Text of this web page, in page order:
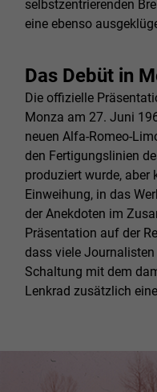
selbstzentrierenden
eine ebenso
Das Debüt in
Die offizielle
Monza am 27. Juni
neuen Alfa-Romeo-
den Fertigungslinien
produziert wurde, aber
Einweihung, in das
der Anekdoten im
Präsentation auf der
dass viele
Schaltung mit dem
Lenkrad zusätzlich